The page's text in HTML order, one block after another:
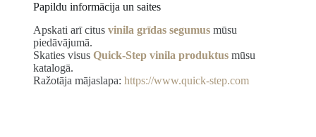
Papildu informācija un saites
Apskati arī citus vinila grīdas segumusmūsu
piedāvājumā.
Skaties visus Quick-Step vinila produktusmūsu
katalogā.
Ražotāja mājaslapa: https://www.quick-step.com